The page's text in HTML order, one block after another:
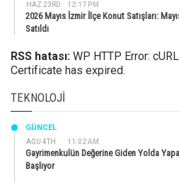
HAZ 23RD 12:17 PM
2026 Mayıs İzmir İlçe Konut Satışları:
Satıldı
RSS hatası: WP HTTP Error:
Certificate has expired.
TEKNOLOJI
AĞU 4TH 11:02 AM
GÜNCEL
Gayrimenkulün Değerine Giden Yolda
Başlıyor